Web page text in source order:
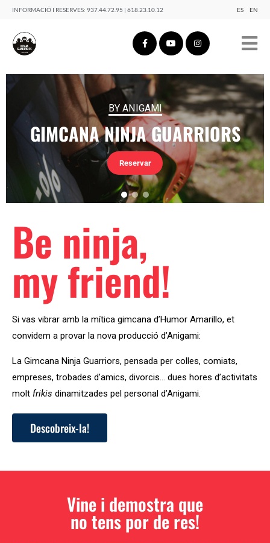
INFORMACIÓ I RESERVES: 937.44.72.95 | 618.23.10.12 ES EN
BY ANIGAMI
GIMCANA NINJA GUARRIORS
Reservar
Be ninja,
my friend!
Si vas vibrar amb la mítica gimcana d’Humor Amarillo, et
convidem a provar la nova producció d’Anigami:
La Gimcana Ninja Guarriors, pensada per colles, comiats,
empreses, trobades d’amics, divorcis… dues hores d’activitats
molt frikis dinamitzades pel personal d’Anigami.
Descobreix-la!
Vine i demostra que
no tens por de res!